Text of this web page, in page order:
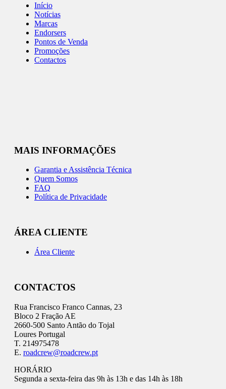
Início
Notícias
Marcas
Endorsers
Pontos de Venda
Promoções
Contactos
MAIS INFORMAÇÕES
Garantia e Assistência Técnica
Quem Somos
FAQ
Política de Privacidade
ÁREA CLIENTE
Área Cliente
CONTACTOS
Rua Francisco Franco Cannas, 23
Bloco 2 Fração AE
2660-500 Santo Antão do Tojal
Loures Portugal
T. 214975478
E. roadcrew@roadcrew.pt
HORÁRIO
Segunda a sexta-feira das 9h às 13h e das 14h às 18h